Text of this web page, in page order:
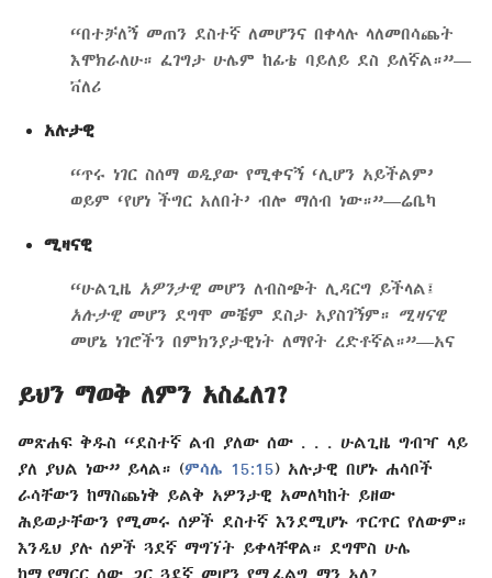
“በተቻለኝ መጠን ደስተኛ ለመሆንና በቀላሉ ላለመበሳጨት
እሞክራለሁ። ፈገግታ ሁሌም ከፊቴ ባይለይ ደስ ይለኛል።”—
ቫለሪ
አሉታዊ
“ጥሩ ነገር ስሰማ ወዲያው የሚቀናኝ ‘ሊሆን አይችልም’
ወይም ‘የሆነ ችግር አለበት’ ብሎ ማሰብ ነው።”—ሬቤካ
ሚዛናዊ
“ሁልጊዜ አዎንታዊመሆን ለብስጭት ሊዳርግ ይችላል፤
አሉታዊመሆን ደግሞ መቼም ደስታ አያስገኝም።
ሚዛናዊ
መሆኔ ነገሮችን በምክንያታዊነት ለማየት ረድቶኛል።”—አና
ይህን ማወቅ ለምን አስፈለገ?
መጽሐፍ ቅዱስ “ደስተኛ ልብ ያለው ሰው . . . ሁልጊዜ ግብዣ ላይ
ያለ ያህል ነው” ይላል። (ምሳሌ 15:15) አሉታዊ በሆኑ ሐሳቦች
ራሳቸውን ከማስጨነቅ ይልቅ አዎንታዊ አመለካከት ይዘው
ሕይወታቸውን የሚመሩ ሰዎች ደስተኛ እንደሚሆኑ ጥርጥር የለውም።
እንዲህ ያሉ ሰዎች ጓደኛ ማግኘት ይቀላቸዋል። ደግሞስ ሁሌ
ከሚያማርር ሰው ጋር ጓደኛ መሆን የሚፈልግ ማን አለ?